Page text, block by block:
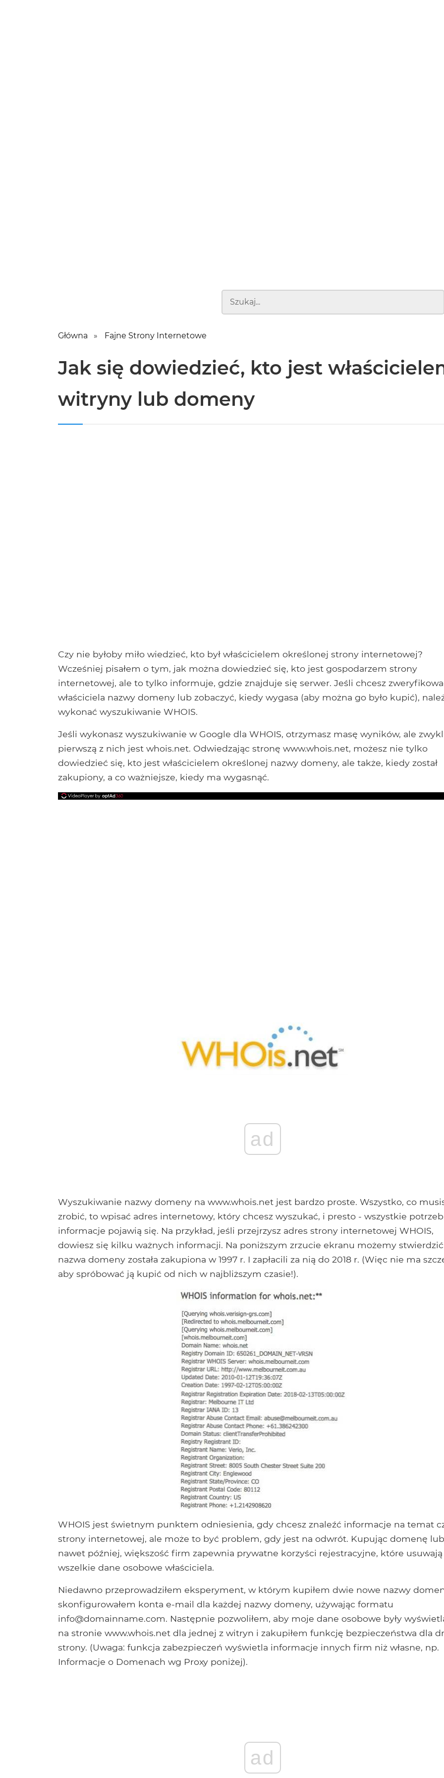
Główna Fajne Strony Internetowe
Jak się dowiedzieć, kto jest
witryny lub domeny
Czy nie byłoby miło wiedzieć, kto był właścicielem określonej strony internetowej?
Wcześniej pisałem o tym, jak można dowiedzieć się, kto jest gospodarzem strony
internetowej, ale to tylko informuje, gdzie znajduje się serwer. Jeśli chcesz
właściciela nazwy domeny lub zobaczyć, kiedy wygasa (aby można go było kupić),
wykonać wyszukiwanie WHOIS.
Jeśli wykonasz wyszukiwanie w Google dla WHOIS, otrzymasz masę wyników, ale
pierwszą z nich jest whois.net. Odwiedzając stronę www.whois.net, możesz nie tylko
dowiedzieć się, kto jest właścicielem określonej nazwy domeny, ale także, kiedy został
zakupiony, a co ważniejsze, kiedy ma wygasnąć.
ad
Wyszukiwanie nazwy domeny na www.whois.net jest bardzo proste. Wszystko, co
zrobić, to wpisać adres internetowy, który chcesz wyszukać, i presto - wszystkie
informacje pojawią się. Na przykład, jeśli przejrzysz adres strony internetowej WHOIS,
dowiesz się kilku ważnych informacji. Na poniższym zrzucie ekranu możemy
nazwa domeny została zakupiona w 1997 r. I zapłacili za nią do 2018 r. (Więc nie ma
aby spróbować ją kupić od nich w najbliższym czasie!).
WHOIS jest świetnym punktem odniesienia, gdy chcesz znaleźć informacje na temat
strony internetowej, ale może to być problem, gdy jest na odwrót. Kupując domenę lub
nawet później, większość firm zapewnia prywatne korzyści rejestracyjne, które usuwają
wszelkie dane osobowe właściciela.
Niedawno przeprowadziłem eksperyment, w którym kupiłem dwie nowe nazwy
skonfigurowałem konta e-mail dla każdej nazwy domeny, używając formatu
info@domainname.com. Następnie pozwoliłem, aby moje dane osobowe były
na stronie www.whois.net dla jednej z witryn i zakupiłem funkcję bezpieczeństwa dla
strony. (Uwaga: funkcja zabezpieczeń wyświetla informacje innych firm niż własne, np.
Informacje o Domenach wg Proxy poniżej).
ad